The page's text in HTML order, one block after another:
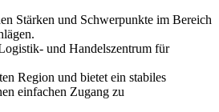
Stärken und Schwerpunkte im Bereich
und Handelszentrum für
Region und bietet ein stabiles
einfachen Zugang zu